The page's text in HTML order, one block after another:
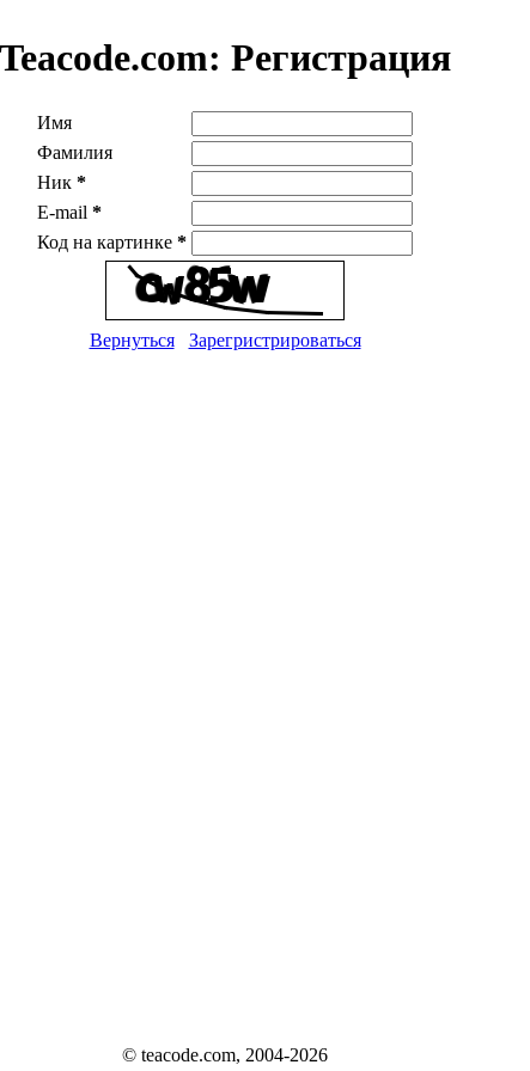
Teacode.com: Регистрация
Имя
Фамилия
Ник *
E-mail *
Код на картинке *
Вернуться Зарегристрироваться
© teacode.com, 2004-2026